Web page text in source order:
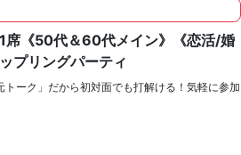
席《50代＆60代メイン》《恋活/婚
プリングパーティ
トーク」だから初対面でも打解ける！気軽に参加